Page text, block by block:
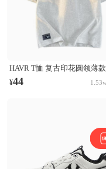
HAVR T恤 复古印花圆领薄
纯棉短袖T恤 21A2201T923
¥44